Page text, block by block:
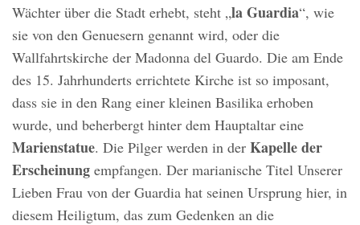
Wächter über die Stadt erhebt, steht „la Guardia“, wie
sie von den Genuesern genannt wird, oder die
Wallfahrtskirche der Madonna del Guardo. Die am Ende
des 15. Jahrhunderts errichtete Kirche ist so imposant,
dass sie in den Rang einer kleinen Basilika erhoben
wurde, und beherbergt hinter dem Hauptaltar eine
Marienstatue. Die Pilger werden in der Kapelle der
Erscheinung empfangen. Der marianische Titel Unserer
Lieben Frau von der Guardia hat seinen Ursprung hier, in
diesem Heiligtum, das zum Gedenken an die